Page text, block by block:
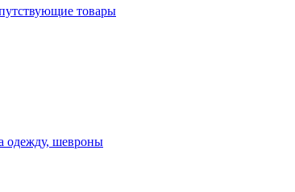
товары
одежду, шевроны